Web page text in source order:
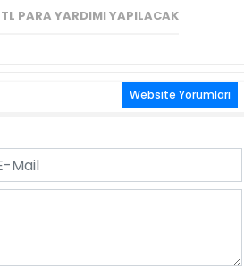
PARA YARDIMI YAPILACAK
Website Yorumları